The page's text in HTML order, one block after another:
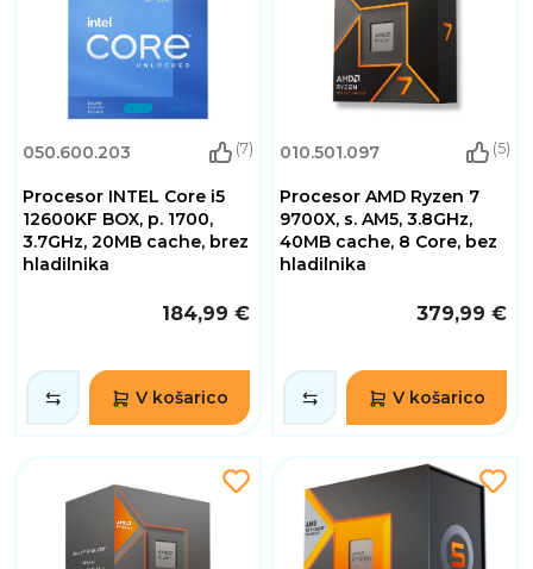
050.600.203 (7)
Procesor INTEL Core i5
12600KF BOX, p. 1700,
3.7GHz, 20MB cache, brez
hladilnika
184,99 €
V košarico
010.501.097 (5)
Procesor AMD Ryzen 7
9700X, s. AM5, 3.8GHz,
40MB cache, 8 Core, bez
hladilnika
379,99 €
V košarico